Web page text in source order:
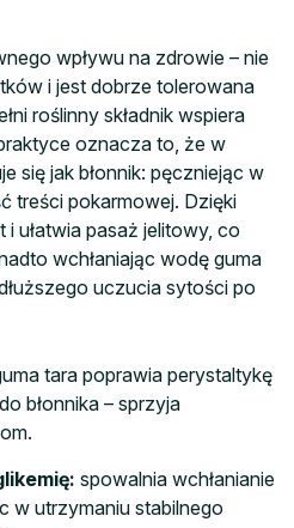
wpływu na zdrowie – nie
i jest dobrze tolerowana
roślinny składnik wspiera
oznacza to, że w
się jak błonnik: pęczniejąc w
treści pokarmowej. Dzięki
ułatwia pasaż jelitowy, co
wchłaniając wodę guma
uczucia sytości po
tara poprawia perystaltykę
błonnika – sprzyja
spowalnia wchłanianie
w utrzymaniu stabilnego